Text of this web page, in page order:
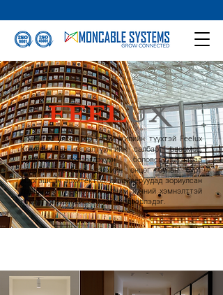
Солонгос улсын 40 гаруй жилийн түүхтэй Feelux
Компани нь гэрэлтүүлгийн салбарт өвөрмөц,
шинэлэг бүтээгдэхүүн боловсруулдгаараа
алдартай бөгөөд дэлхийн өнцөг булан бүрт
мэргэшсэн архитектор, дизайнеруудад зориулсан
дэвшилтэт технологи, эрчим хүчний хэмнэлттэй
гэрэлтүүлгийн системийг үйлдвэрлэдэг.